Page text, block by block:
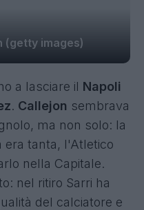
(getty images)
a lasciare il Napoli
. Callejon sembrava
ma non solo: la
era tanta, l'Atletico
nella Capitale.
nel ritiro Sarri ha
del calciatore e